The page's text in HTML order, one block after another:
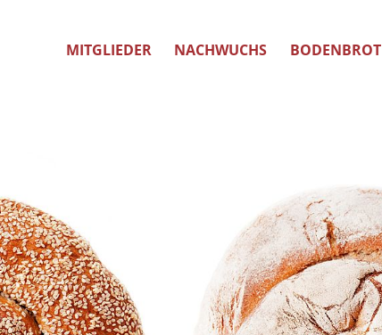
MITGLIEDER NACHWUCHS BODENBROT